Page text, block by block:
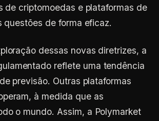
de criptomoedas e plataformas de
questões de forma eficaz.
dessas novas diretrizes, a
reflete uma tendência
previsão. Outras plataformas
à medida que as
o mundo. Assim, a Polymarket